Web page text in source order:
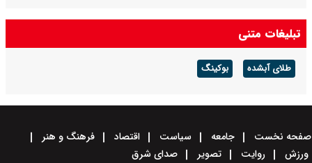
تبلیغات متنی
طلای آبشده بوکینگ
صفحه نخست جامعه سیاست اقتصاد
فرهنگ و هنر
ورزش
روایت تصویر صدای شرق